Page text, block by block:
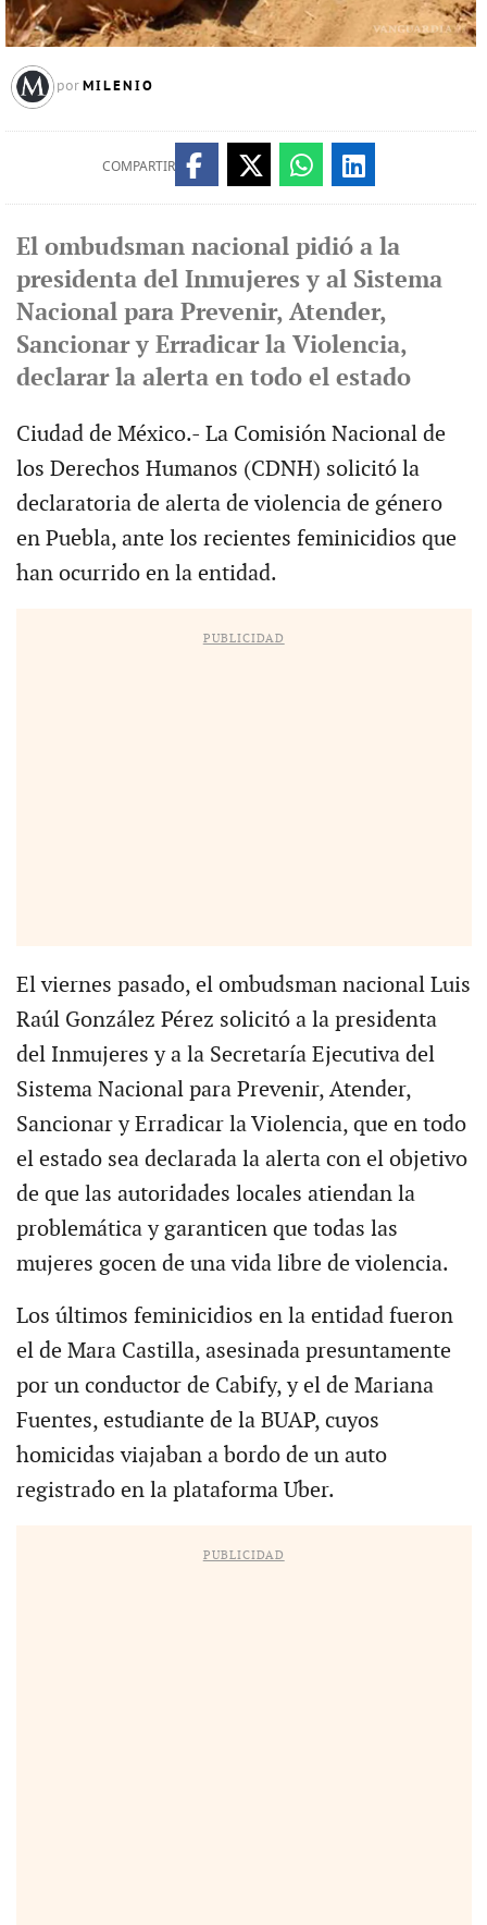
por MILENIO
COMPARTIR
El ombudsman nacional pidió a la
presidenta del Inmujeres y al Sistema
Nacional para Prevenir, Atender,
Sancionar y Erradicar la Violencia,
declarar la alerta en todo el estado
Ciudad de México.- La Comisión Nacional de
los Derechos Humanos (CDNH) solicitó la
declaratoria de alerta de violencia de género
en Puebla, ante los recientes feminicidios que
han ocurrido en la entidad.
PUBLICIDAD
El viernes pasado, el ombudsman nacional Luis
Raúl González Pérez solicitó a la presidenta
del Inmujeres y a la Secretaría Ejecutiva del
Sistema Nacional para Prevenir, Atender,
Sancionar y Erradicar la Violencia, que en todo
el estado sea declarada la alerta con el objetivo
de que las autoridades locales atiendan la
problemática y garanticen que todas las
mujeres gocen de una vida libre de violencia.
Los últimos feminicidios en la entidad fueron
el de Mara Castilla, asesinada presuntamente
por un conductor de Cabify, y el de Mariana
Fuentes, estudiante de la BUAP, cuyos
homicidas viajaban a bordo de un auto
registrado en la plataforma Uber.
PUBLICIDAD